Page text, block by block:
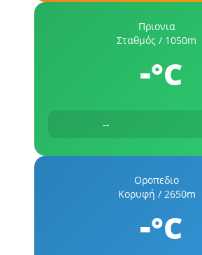
Πριονια
Σταθμός / 1050m
-°C
--
Οροπεδιο
Κορυφή / 2650m
-°C